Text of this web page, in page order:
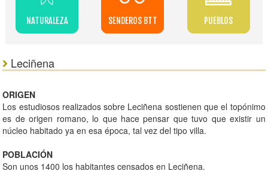
NATURALEZA SENDEROS BTT PUEBLOS
Leciñena
ORIGEN
Los estudiosos realizados sobre Leciñena sostienen que el topónimo
es de origen romano, lo que hace pensar que tuvo que existir un
núcleo habitado ya en esa época, tal vez del tipo villa.
POBLACIÓN
Son unos 1400 los habitantes censados en Leciñena.